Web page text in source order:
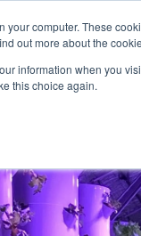
your computer. These
out more about the
information when you
this choice again.